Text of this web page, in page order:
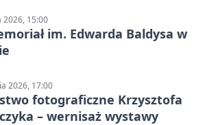
2026, 15:00
im. Edwarda Baldysa w
2026, 17:00
fotograficzne Krzysztofa
– wernisaż wystawy